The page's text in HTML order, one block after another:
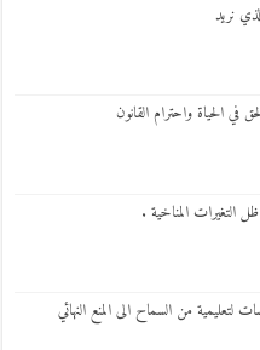
نريد
في الحياة واحترام القانون
التغيرات المناخية .
لتعليمية من السماح الى المنع النهائي